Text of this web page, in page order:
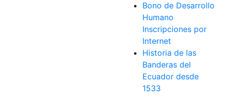
Bono de Desarrollo
Humano
Inscripciones por
Internet
Historia de las
Banderas del
Ecuador desde
1533